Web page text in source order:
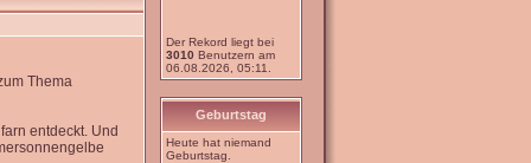
Thema
entdeckt. Und
Der Rekord liegt bei
3010 Benutzern am
06.08.2026, 05:11.
Geburtstag
Heute hat niemand
Geburtstag.